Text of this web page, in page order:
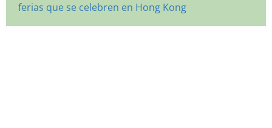
ferias que se celebren en Hong Kong